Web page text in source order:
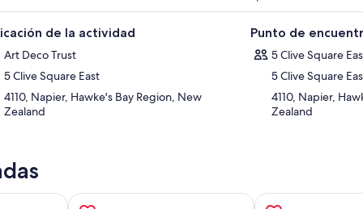
de la actividad
Art Deco Trust
5 Clive Square East
4110, Napier, Hawke's Bay Region, New
Zealand
Punto de
5 Clive Square
5 Clive Square
4110, Napier,
Zealand